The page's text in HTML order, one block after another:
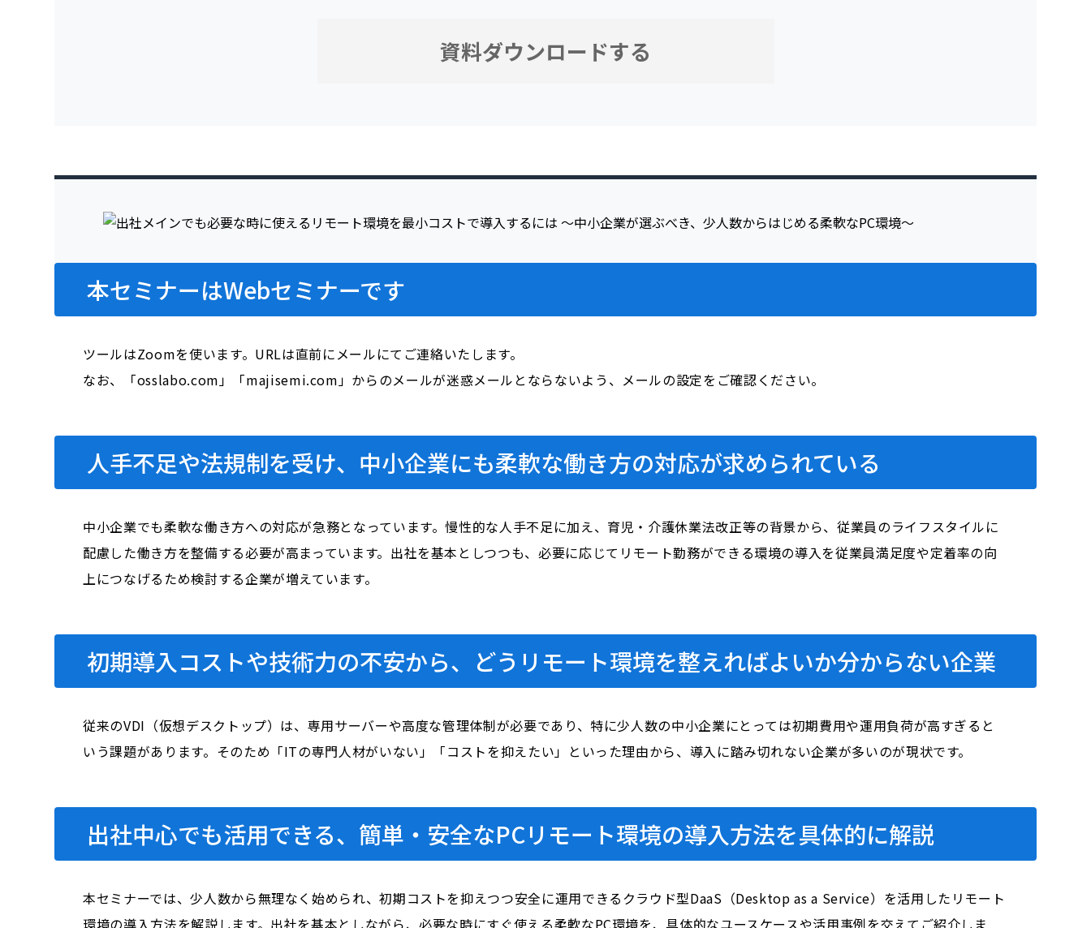
本セミナーはWebセミナーです
ツールはZoomを使います。URLは直前にメールにてご連絡いたします。
なお、「osslabo.com」「majisemi.com」からのメールが迷惑メールとならないよう、メールの設定をご確認ください。
人手不足や法規制を受け、中小企業にも柔軟な働き方の対応が求められている
中小企業でも柔軟な働き方への対応が急務となっています。慢性的な人手不足に加え、育児・介護休業法改正等の背景から、従業員のライフスタイルに
配慮した働き方を整備する必要が高まっています。出社を基本としつつも、必要に応じてリモート勤務ができる環境の導入を従業員満足度や定着率の向
上につなげるため検討する企業が増えています。
初期導入コストや技術力の不安から、どうリモート環境を整えればよいか分からない企業
従来のVDI（仮想デスクトップ）は、専用サーバーや高度な管理体制が必要であり、特に少人数の中小企業にとっては初期費用や運用負荷が高すぎると
いう課題があります。そのため「ITの専門人材がいない」「コストを抑えたい」といった理由から、導入に踏み切れない企業が多いのが現状です。
出社中心でも活用できる、簡単・安全なPCリモート環境の導入方法を具体的に解説
本セミナーでは、少人数から無理なく始められ、初期コストを抑えつつ安全に運用できるクラウド型DaaS（Desktop as a Service）を活用したリモート
環境の導入方法を解説します。出社を基本としながら、必要な時にすぐ使える柔軟なPC環境を、具体的なユースケースや活用事例を交えてご紹介しま